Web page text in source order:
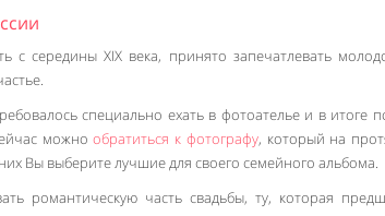
с середины XIX века, принято запечатлевать
специально ехать в фотоателье и в итоге
можнообратиться к фотографу, который на
Вы выберите лучшие для своего семейного альбома.
романтическую часть свадьбы, ту, которая